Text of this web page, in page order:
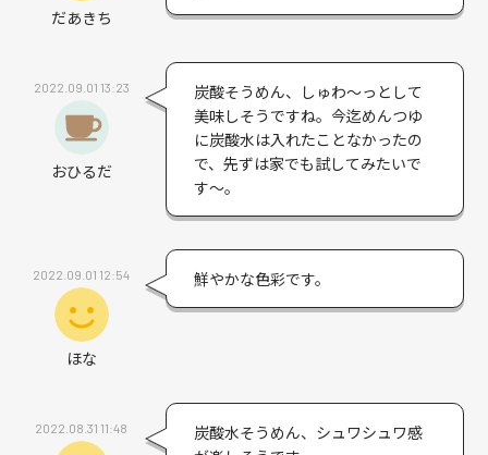
だあきち
2022.09.01 13:23
おひるだ
炭酸そうめん、しゅわ～っとして
美味しそうですね。今迄めんつゆ
に炭酸水は入れたことなかったの
で、先ずは家でも試してみたいで
す～。
2022.09.01 12:54
ほな
鮮やかな色彩です。
2022.08.31 11:48
炭酸水そうめん、シュワシュワ感